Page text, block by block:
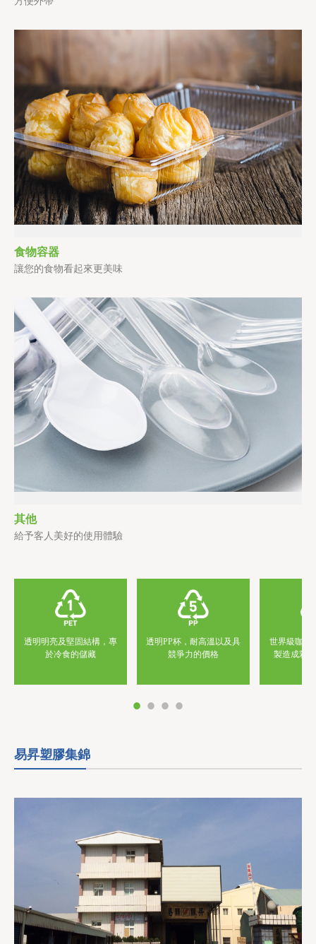
食物容器
讓您的食物看起來更美味
其他
給予客人美好的使用體驗
透明明亮及堅固結構，專
於冷食的儲藏
透明PP杯，耐高溫以及具
競爭力的價格
世界級咖啡
製造成彩
易昇塑膠集錦